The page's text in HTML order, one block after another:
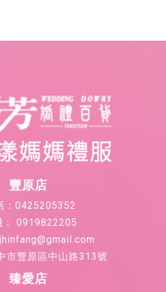
0919822205
jhinfang@gmail.com
市豐原區中山路313號